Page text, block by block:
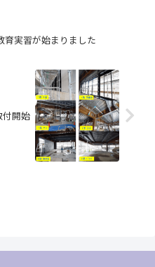
育実習が始まりました
付開始